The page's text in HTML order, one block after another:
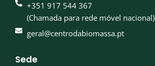
+351 917 544 367
(Chamada para rede móvel nacional)
geral@centrodabiomassa.pt
Sede